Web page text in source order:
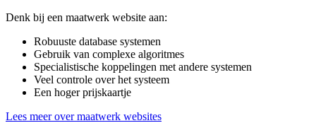
Denk bij een maatwerk website aan:
Robuuste database systemen
Gebruik van complexe algoritmes
Specialistische koppelingen met andere systemen
Veel controle over het systeem
Een hoger prijskaartje
Lees meer over maatwerk websites